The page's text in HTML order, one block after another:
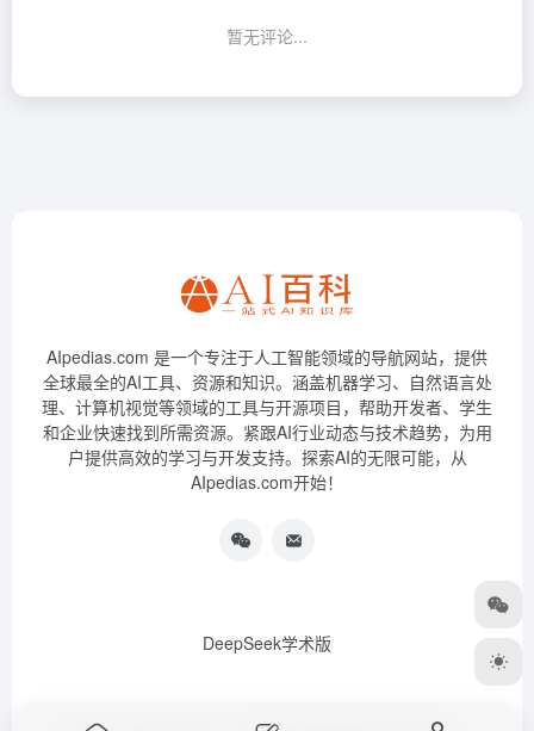
暂无评论...
AIpedias.com 是一个专注于人工智能领域的导航网站，提供
全球最全的AI工具、资源和知识。涵盖机器学习、自然语言处
理、计算机视觉等领域的工具与开源项目，帮助开发者、学生
和企业快速找到所需资源。紧跟AI行业动态与技术趋势，为用
户提供高效的学习与开发支持。探索AI的无限可能，从
AIpedias.com开始！
DeepSeek学术版